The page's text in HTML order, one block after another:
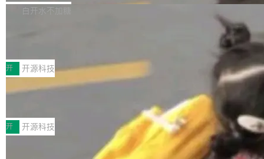
个主 agent 循环，外加一组后台 agent。这些后
库，并将作为transport接入Mooncake TENT。
MPComm将作为一种传输引擎接入Mooncake T
ENT，实现零拷贝传输性能提升30%、非零拷贝
传输性能最高提升5倍。UCL-MPComm底层基
于自研UCL-Engine通信引擎，后续腾讯网平将
持续开源更多基于UCL-Engine的高性能通信组
件。 腾讯网平团队在UCL-MPComm中实现了一
个独立于业务线程的全局通信引擎（Engine），
白开水不加糖
型案例入选名单》，深信服“面向企业研发场景的
开源 AI 编程平台 CoStrict 应用”凭借卓越的技术
创新与落地成效成功入选。 全链路私有化部署，
助力企业AI研发安全落地 当前，越来越多企业已
经开始引入 AI Coding 工具，通过调用公有云模
型或企业内部部署模型提升研发效率。但随着 AI
Coding 从个人辅助工具逐步走向团队级、组织
开 开源科技
深信服AI算力网关入选工信部人工智能
前不久，工业和信息化部正式发布《2025年人工
智能应用典型案例名单》，集中展示人工智能在
各领域的应用成果，覆盖技术底座、行业赋能、
产品应用、支撑保障、专题等五大方向。深信服
开 开源科技
Jeff Dean 离开 Google：一个时代的结